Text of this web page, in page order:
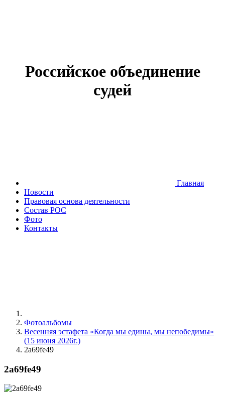
Российское объединение
судей
Главная
Новости
Правовая основа деятельности
Состав РОС
Фото
Контакты
Фотоальбомы
Весенняя эстафета «Когда мы едины, мы непобедимы»
(15 июня 2026г.)
2a69fe49
2a69fe49